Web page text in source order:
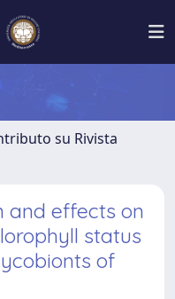
su Rivista
and effects on
status
of